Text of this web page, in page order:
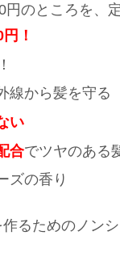
のところを、
！
線から髪を守る
い
合でツヤのある
ズの香り
るためのノン